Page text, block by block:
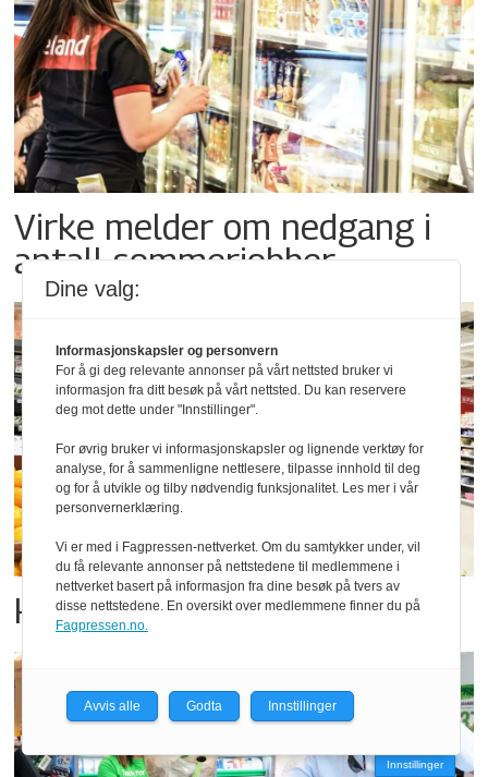
Virke melder om nedgang i
antall sommerjobber
Har jobbet halve livet i Spar
Innstillinger
Dine valg:
Informasjonskapsler og personvern
For å gi deg relevante annonser på vårt nettsted bruker vi
informasjon fra ditt besøk på vårt nettsted. Du kan reservere
deg mot dette under "Innstillinger".
For øvrig bruker vi informasjonskapsler og lignende verktøy for
analyse, for å sammenligne nettlesere, tilpasse innhold til deg
og for å utvikle og tilby nødvendig funksjonalitet. Les mer i vår
personvernerklæring.
Vi er med i Fagpressen-nettverket. Om du samtykker under, vil
du få relevante annonser på nettstedene til medlemmene i
nettverket basert på informasjon fra dine besøk på tvers av
disse nettstedene. En oversikt over medlemmene finner du på
Fagpressen.no.
Avvis alle Godta Innstillinger